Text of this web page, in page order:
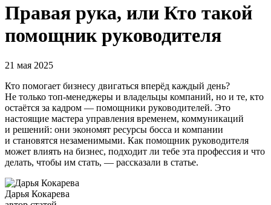
Правая рука, или Кто такой
помощник руководителя
21 мая 2025
Кто помогает бизнесу двигаться вперёд каждый день?
Не только топ-менеджеры и владельцы компаний, но и те, кто
остаётся за кадром — помощники руководителей. Это
настоящие мастера управления временем, коммуникаций
и решений: они экономят ресурсы босса и компании
и становятся незаменимыми. Как помощник руководителя
может влиять на бизнес, подходит ли тебе эта профессия и что
делать, чтобы им стать, — рассказали в статье.
Дарья Кокарева